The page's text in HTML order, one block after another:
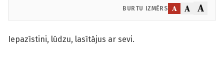
BURTU IZMĒRS A A A
Iepazīstini, lūdzu, lasītājus ar sevi.